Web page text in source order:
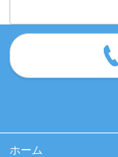
ホーム